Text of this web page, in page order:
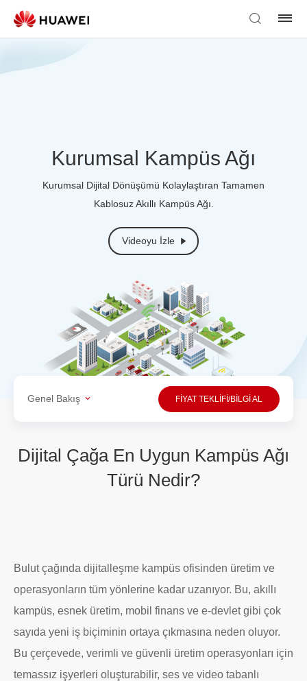
Kurumsal Kampüs Ağı
Kurumsal Dijital Dönüşümü Kolaylaştıran Tamamen
Kablosuz Akıllı Kampüs Ağı.
Videoyu İzle
Genel Bakış FİYAT TEKLİFİ/BİLGİ AL
Dijital Çağa En Uygun Kampüs Ağı
Türü Nedir?
Bulut çağında dijitalleşme kampüs ofisinden üretim ve
operasyonların tüm yönlerine kadar uzanıyor. Bu, akıllı
kampüs, esnek üretim, mobil finans ve e-devlet gibi çok
sayıda yeni iş biçiminin ortaya çıkmasına neden oluyor.
Bu çerçevede, verimli ve güvenli üretim operasyonları için
temassız işyerleri oluşturabilir, ses ve video tabanlı